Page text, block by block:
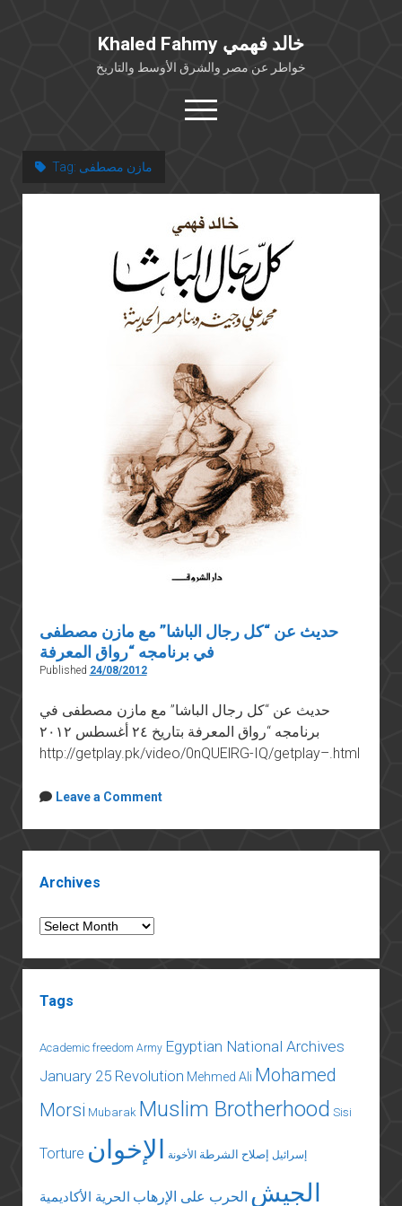
Khaled Fahmy خالد فهمي
خواطر عن مصر والشرق الأوسط والتاريخ
open
menu
كتابات أكاديمية
مقالات صحافية
بوستات من فيسبوك
مقابلات في الإعلام
Tag: مازن مصطفى
حديث عن “كل رجال الباشا” مع مازن مصطفى
في برنامجه “رواق المعرفة
Published 24/08/2012
حديث عن “كل رجال الباشا” مع مازن مصطفى في
برنامجه “رواق المعرفة بتاريخ ٢٤ أغسطس ٢٠١٢
http://getplay.pk/video/0nQUElRG-IQ/getplay–.html
Leave a Comment
Archives
Archives
Tags
Academic freedom Army Egyptian National Archives
January 25 Revolution Mehmed Ali Mohamed
Morsi Mubarak Muslim Brotherhood Sisi
Torture إسرائيل إصلاح الشرطة الأخونة الإخوان
الجيش الحرب على الإرهاب الحرية الأكاديمية